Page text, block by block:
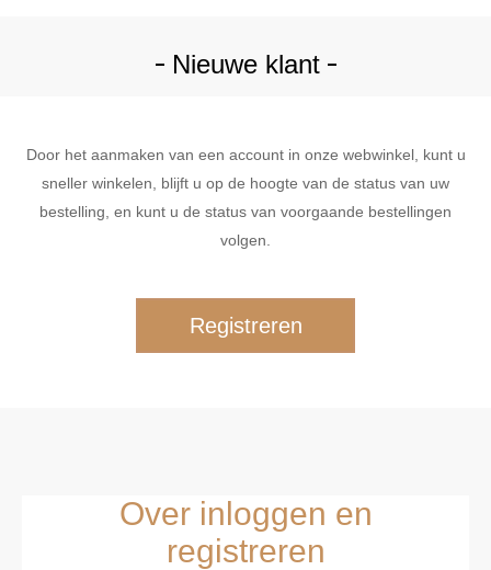
Nieuwe klant
Door het aanmaken van een account in onze webwinkel, kunt u
sneller winkelen, blijft u op de hoogte van de status van uw
bestelling, en kunt u de status van voorgaande bestellingen
volgen.
Over inloggen en
registreren